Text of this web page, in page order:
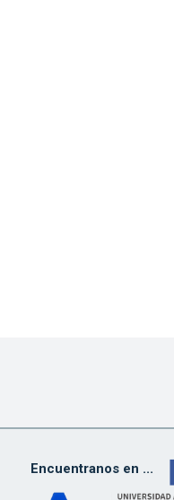
Encuentranos en ...